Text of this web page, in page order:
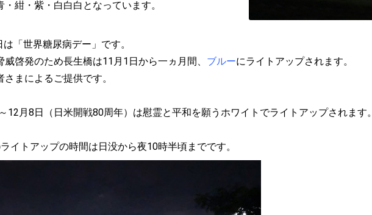
・紺・紫・白白白となっています。
「世界糖尿病デー」です。
威啓発のため長生橋は11月1日から一ヵ月間、 ブルーにライトアップされます。
さまによるご提供です。
12月8日（日米開戦80周年）は慰霊と平和を願うホワイトでライトアップされます。
イトアップの時間は日没から夜10時半頃までです。